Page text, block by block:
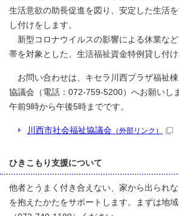
生活意欲の助長促進を図り、安定した生活
し付けをします。
新型コロナウイルスの影響による休業な
帯を対象とした、生活福祉資金特例貸し付け
お問い合わせは、キセラ川西プラザ福祉
協議会（電話：072-759-5200）へお願いし
午前9時から午後5時までです。
川西市社会福祉協議会 （外部リンク）
ひきこもり支援について
他者とうまく付き合えない、家から出られ
を抱えたかたをサポートします。まずは地